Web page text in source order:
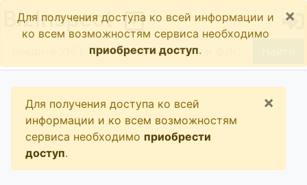
BizInspect
Для получения доступа ко всей информации и
ко всем возможностям сервиса необходимо
приобрести доступ.
×
Для получения доступа ко всей
информации и ко всем возможностям
сервиса необходимо приобрести
доступ.
×